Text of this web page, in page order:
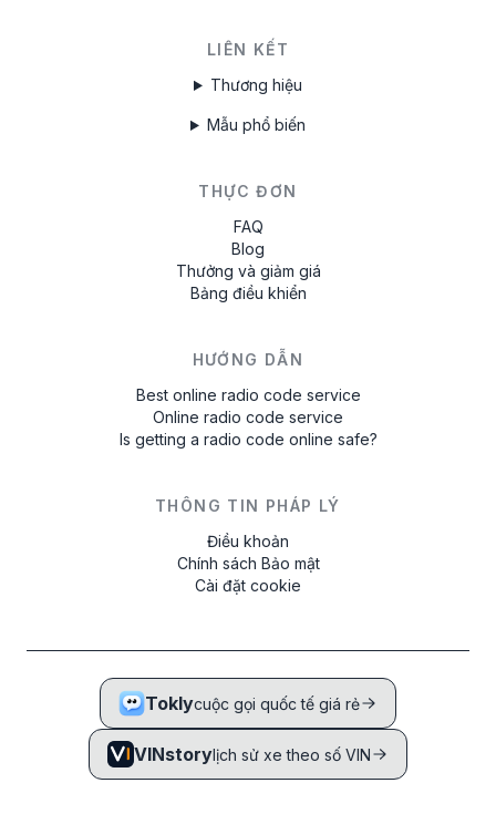
LIÊN KẾT
Thương hiệu
Mẫu phổ biến
THỰC ĐƠN
FAQ
Blog
Thưởng và giảm giá
Bảng điều khiển
HƯỚNG DẪN
Best online radio code service
Online radio code service
Is getting a radio code online safe?
THÔNG TIN PHÁP LÝ
Điều khoản
Chính sách Bảo mật
Cài đặt cookie
Toklycuộc gọi quốc tế giá rẻ
VINstorylịch sử xe theo số VIN